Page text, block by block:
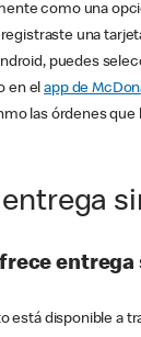
como una
registraste una
puedes
en elapp de
las órdenes
está disponible a